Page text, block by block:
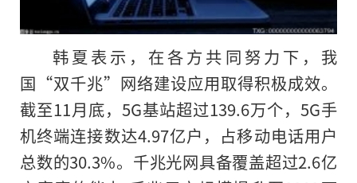
韩夏表示，在各方共同努力下，我
国“双千兆”网络建设应用取得积极成效。
截至11月底，5G基站超过139.6万个，5G手
机终端连接数达4.97亿户，占移动电话用户
总数的30.3%。千兆光网具备覆盖超过2.6亿